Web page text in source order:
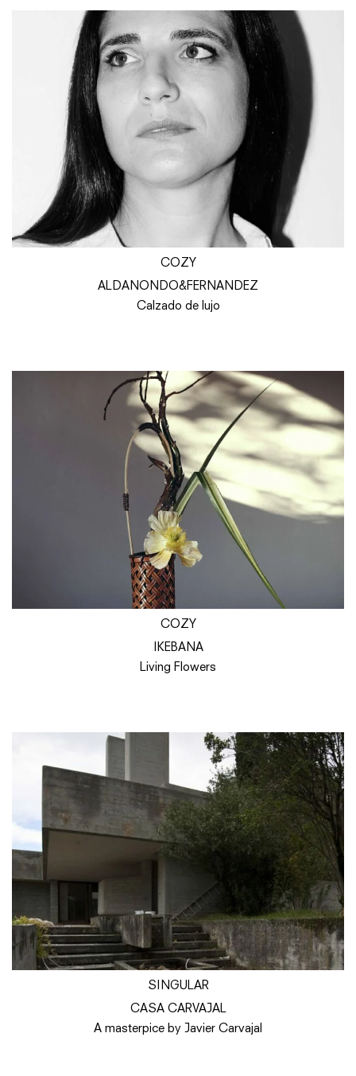
COZY
ALDANONDO&FERNANDEZ
Calzado de lujo
COZY
IKEBANA
Living Flowers
SINGULAR
CASA CARVAJAL
A masterpice by Javier Carvajal